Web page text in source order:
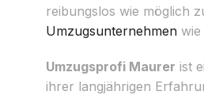
reibungslos wie möglich
Umzugsunternehmen
Umzugsprofi Maurer ist
ihrer langjährigen